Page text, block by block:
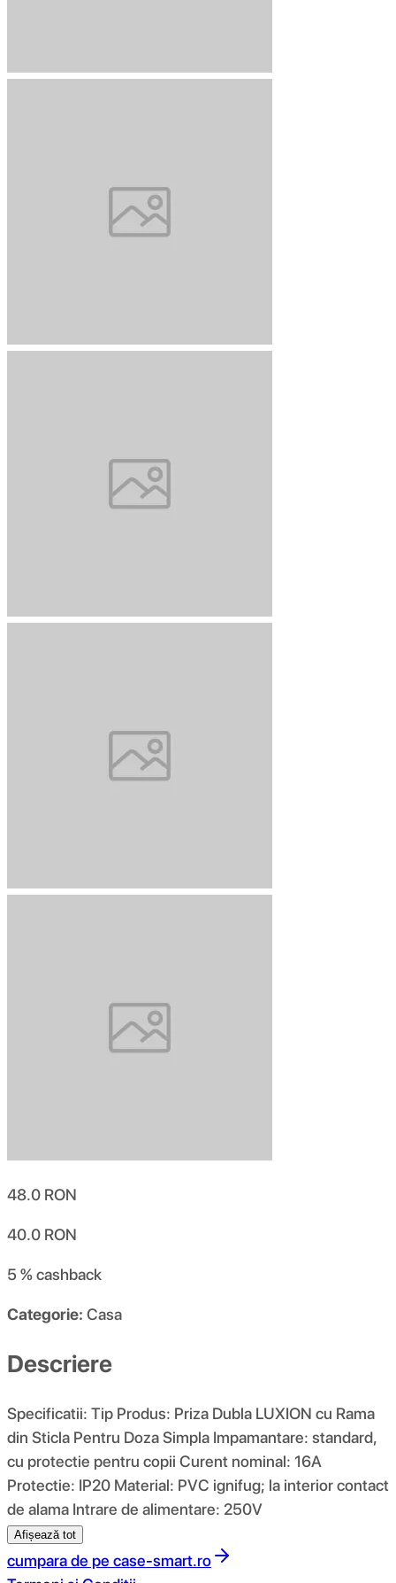
48.0 RON
40.0 RON
5 %cashback
Categorie: Casa
Descriere
Specificatii: Tip Produs: Priza Dubla LUXION cu Rama
din Sticla Pentru Doza Simpla Impamantare: standard,
cu protectie pentru copii Curent nominal: 16A
Protectie: IP20 Material: PVC ignifug; la interior contact
de alama Intrare de alimentare: 250V
Afișează tot
cumpara de pe case-smart.ro